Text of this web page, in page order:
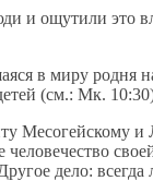
и ощутили
в миру родня
(см.: Мк.
Месогейскому
дело: